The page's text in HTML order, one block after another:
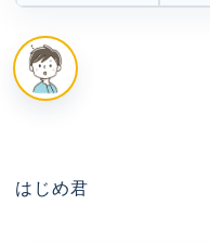
はじめ君